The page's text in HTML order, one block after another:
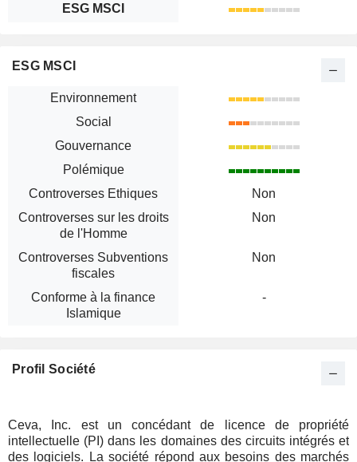
ESG MSCI
ESG MSCI
Environnement
Social
Gouvernance
Polémique
Controverses Ethiques
Non
Controverses sur les droits
de l'Homme
Non
Controverses Subventions
fiscales
Non
Conforme à la finance
Islamique
-
Profil Société
Ceva, Inc. est un concédant de licence de propriété
intellectuelle (PI) dans les domaines des circuits intégrés et
des logiciels. La société répond aux besoins des marchés